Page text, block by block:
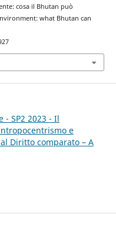
cosa il Bhutan può
what Bhutan can
- SP2 2023 - Il
e
Diritto comparato – A